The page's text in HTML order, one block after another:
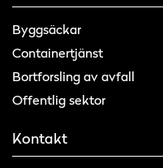
Byggsäckar
Containertjänst
Bortforsling av avfall
Offentlig sektor
Kontakt